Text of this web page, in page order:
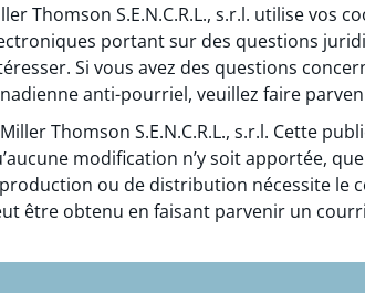
Thomson S.E.N.C.R.L., s.r.l. utilise vos
portant sur des questions
Si vous avez des questions
anti-pourriel, veuillez faire
Thomson S.E.N.C.R.L., s.r.l. Cette
modification n’y soit apportée,
ou de distribution nécessite le
être obtenu en faisant parvenir un